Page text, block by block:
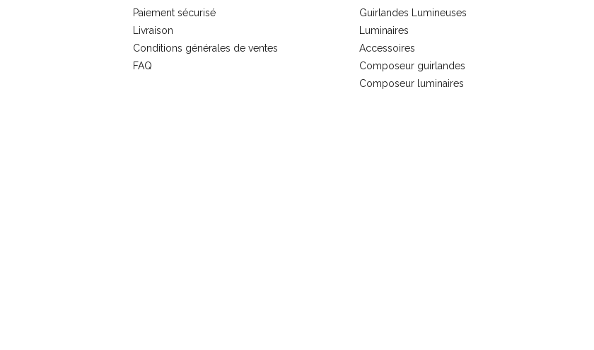
Paiement sécurisé
Livraison
Conditions générales de ventes
FAQ
Guirlandes Lumineuses
Luminaires
Accessoires
Composeur guirlandes
Composeur luminaires